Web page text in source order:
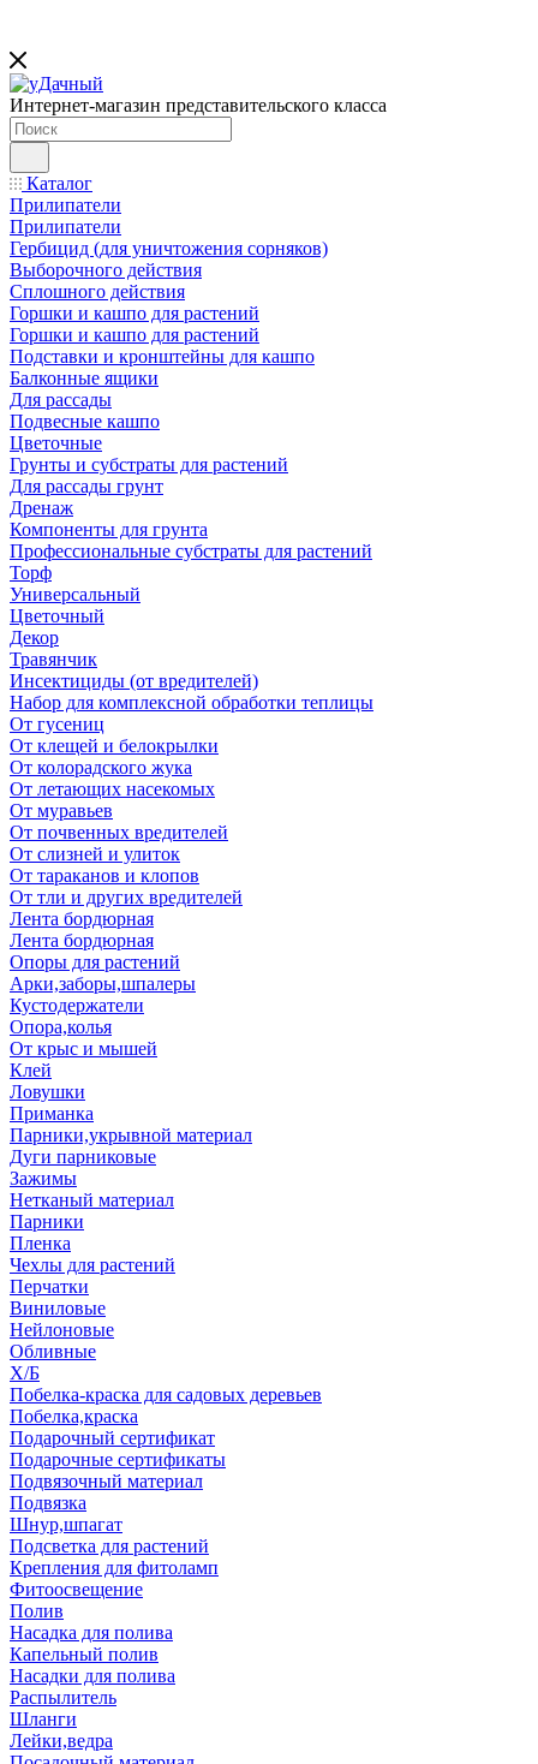
Интернет-магазин представительского класса
Каталог
Прилипатели
Прилипатели
Гербицид (для уничтожения сорняков)
Выборочного действия
Сплошного действия
Горшки и кашпо для растений
Горшки и кашпо для растений
Подставки и кронштейны для кашпо
Балконные ящики
Для рассады
Подвесные кашпо
Цветочные
Грунты и субстраты для растений
Для рассады грунт
Дренаж
Компоненты для грунта
Профессиональные субстраты для растений
Торф
Универсальный
Цветочный
Декор
Травянчик
Инсектициды (от вредителей)
Набор для комплексной обработки теплицы
От гусениц
От клещей и белокрылки
От колорадского жука
От летающих насекомых
От муравьев
От почвенных вредителей
От слизней и улиток
От тараканов и клопов
От тли и других вредителей
Лента бордюрная
Лента бордюрная
Опоры для растений
Арки,заборы,шпалеры
Кустодержатели
Опора,колья
От крыс и мышей
Клей
Ловушки
Приманка
Парники,укрывной материал
Дуги парниковые
Зажимы
Нетканый материал
Парники
Пленка
Чехлы для растений
Перчатки
Виниловые
Нейлоновые
Обливные
Х/Б
Побелка-краска для садовых деревьев
Побелка,краска
Подарочный сертификат
Подарочные сертификаты
Подвязочный материал
Подвязка
Шнур,шпагат
Подсветка для растений
Крепления для фитоламп
Фитоосвещение
Полив
Насадка для полива
Капельный полив
Насадки для полива
Распылитель
Шланги
Лейки,ведра